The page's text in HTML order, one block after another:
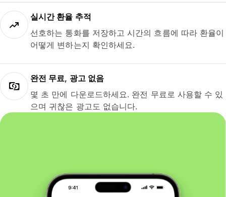
실시간 환율 추적
선호하는 통화를 저장하고 시간의 흐름에 따라 환율이
어떻게 변하는지 확인하세요.
완전 무료, 광고 없음
몇 초 만에 다운로드하세요. 완전 무료로 사용할 수 있
으며 귀찮은 광고도 없습니다.